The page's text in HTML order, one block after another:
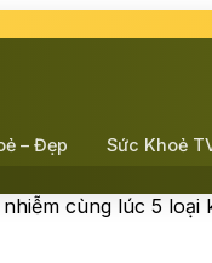
– Đẹp Sức Khoẻ
cùng lúc 5 loại